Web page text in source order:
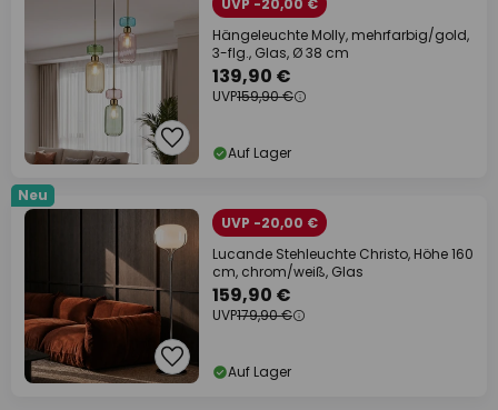
UVP -20,00 €
Hängeleuchte Molly, mehrfarbig/gold,
3-flg., Glas, Ø 38 cm
139,90 €
UVP159,90 €
Auf Lager
Neu
UVP -20,00 €
Lucande Stehleuchte Christo, Höhe 160
cm, chrom/weiß, Glas
159,90 €
UVP179,90 €
Auf Lager